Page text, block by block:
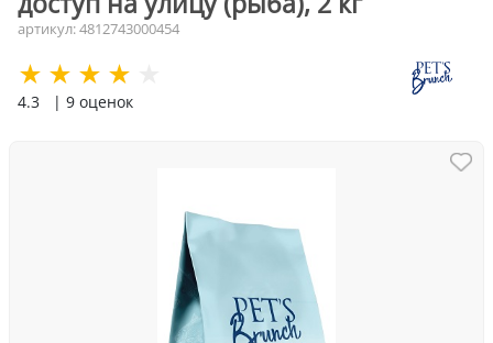
артикул: 4812743000454
4.3 | 9 оценок